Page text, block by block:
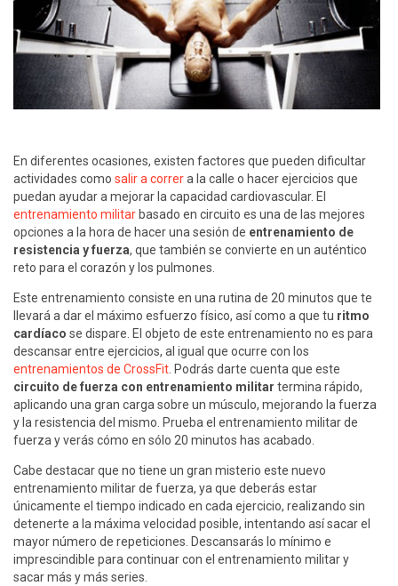
En diferentes ocasiones, existen factores que pueden dificultar
actividades como salir a correra la calle o hacer ejercicios que
puedan ayudar a mejorar la capacidad cardiovascular. El
entrenamiento militar basado en circuito es una de las mejores
opciones a la hora de hacer una sesión de entrenamiento de
resistencia y fuerza, que también se convierte en un auténtico
reto para el corazón y los pulmones.
Este entrenamiento consiste en una rutina de 20 minutos que te
llevará a dar el máximo esfuerzo físico, así como a que tu ritmo
cardíaco se dispare. El objeto de este entrenamiento no es para
descansar entre ejercicios, al igual que ocurre con los
entrenamientos de CrossFit. Podrás darte cuenta que este
circuito de fuerza con entrenamiento militar termina rápido,
aplicando una gran carga sobre un músculo, mejorando la fuerza
y la resistencia del mismo. Prueba el entrenamiento militar de
fuerza y verás cómo en sólo 20 minutos has acabado.
Cabe destacar que no tiene un gran misterio este nuevo
entrenamiento militar de fuerza, ya que deberás estar
únicamente el tiempo indicado en cada ejercicio, realizando sin
detenerte a la máxima velocidad posible, intentando así sacar el
mayor número de repeticiones. Descansarás lo mínimo e
imprescindible para continuar con el entrenamiento militar y
sacar más y más series.